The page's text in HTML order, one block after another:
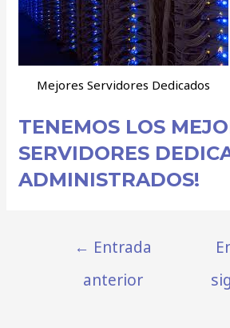
Mejores Servidores Dedicados
TENEMOS LOS
SERVIDORES
ADMINISTRADOS!
← Entrada
anterior